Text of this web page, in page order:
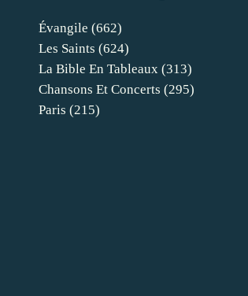
Évangile (662)
Les Saints (624)
La Bible En Tableaux (313)
Chansons Et Concerts (295)
Paris (215)